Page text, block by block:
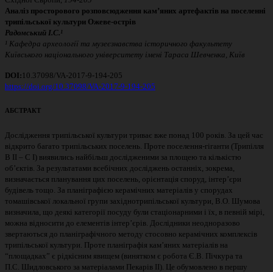
Аналіз просторового розповсюдження кам’яних артефактів на поселенні
трипільської культури Ожеве-острів
Радомський І.С.¹
¹ Кафедра археології та музеєзнавства історичного факультету
Київського національного університету імені Тараса Шевченка, Київ
DOI: 10.37098/VA-2017-9-194-205
https://doi.org/10.37098/VA-2017-9-194-205
АБСТРАКТ
Дослідження трипільської культури триває вже понад 100 років. За цей час
відкрито багато трипільських поселень. Проте поселення-гіганти (Трипілля
В ІІ – С І) виявились найбільш дослідженими за площею та кількістю
об’єктів. За результатами всебічних досліджень останніх, зокрема,
визначається планування цих поселень, орієнтація споруд, інтер’єри
будівель тощо. За планіграфією керамічних матеріалів у спорудах
томашівської локальної групи західнотрипільської культури, В.О. Шумова
визначила, що деякі категорії посуду були стаціонарними і їх, в певній мірі,
можна відносити до елементів інтер’єрів. Дослідники неодноразово
звертаються до планіграфічного методу стосовно керамічних комплексів
трипільської культури. Проте планіграфія кам’яних матеріалів на
“площадках” є рідкісним явищем (винятком є робота Є.В. Пічкура та
П.С. Шидловського за матеріалами Пекарів ІІ). Це обумовлено в першу